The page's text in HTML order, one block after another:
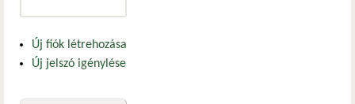
Új fiók létrehozása
Új jelszó igénylése